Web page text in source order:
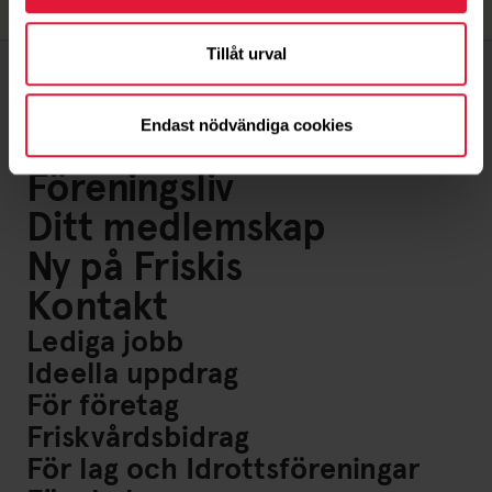
Tillåt urval
Endast nödvändiga cookies
Om oss
Föreningsliv
Ditt medlemskap
Ny på Friskis
Kontakt
Lediga jobb
Ideella uppdrag
För företag
Friskvårdsbidrag
För lag och Idrottsföreningar